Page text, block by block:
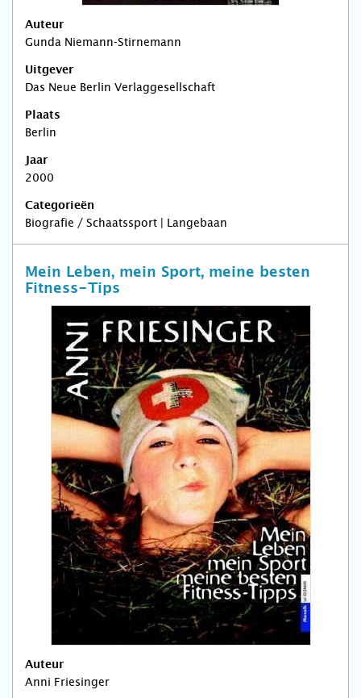
Auteur
Gunda Niemann-Stirnemann
Uitgever
Das Neue Berlin Verlaggesellschaft
Plaats
Berlin
Jaar
2000
Categorieën
Biografie / Schaatssport | Langebaan
Mein Leben, mein Sport, meine besten
Fitness-Tips
Auteur
Anni Friesinger